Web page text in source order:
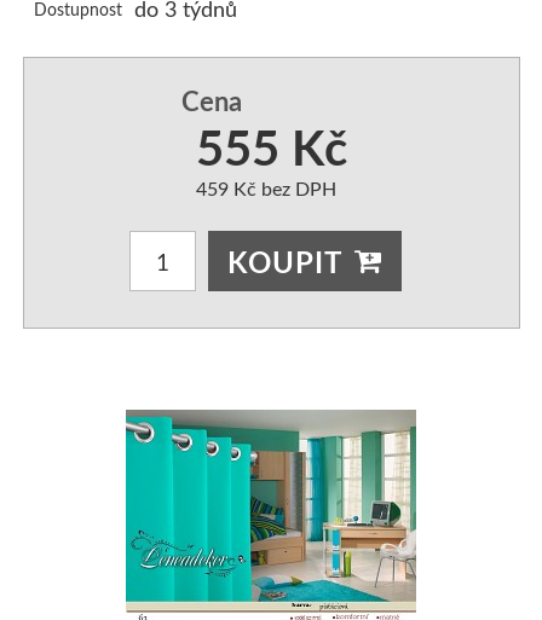
Brože k zapůjčení
Svícny k zapůjčení
PŘEHOZY S POTISKEM
PŘEHOZY NA DĚTSKOU POSTEL
PŘEHOZY OBOUSTRANNÉ-2 BARVY
POVLEČENÍ
POVLEČENÍ MIKROVLÁKNO
PŘIKRÝVKY - VÝPLNĚ DO POVLEČENÍ
POLŠTÁŘE - VÝPLNĚ DO POVLEČENÍ
PŘEHOZY NA KŘESLA
ZÁVĚSY- VZORY K
ZÁVĚSY ZATEMŇUJÍCÍ-
ZÁVĚSY MODERNÍ-3D
ZÁVĚSY SE ŠTRASOVÝM
ZÁVĚSY JEDNOBAREVNÉ
Dostupnost do 3 týdnů
Cena
555 Kč
459 Kč bez DPH
KOUPIT